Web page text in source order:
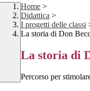
Home >
Didattica >
I progetti delle classi
La storia di Don
La storia di
Percorso per